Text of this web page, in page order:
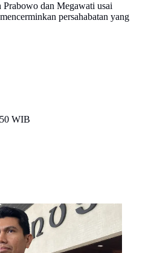
Prabowo dan Megawati usai
persahabatan yang
WIB